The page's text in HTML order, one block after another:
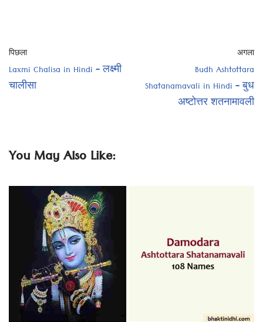
पिछला
Laxmi Chalisa in Hindi – लक्ष्मी
चालीसा
अगला
Budh Ashtottara
Shatanamavali in Hindi – बुध
अष्टोत्तर शतनामावली
You May Also Like: